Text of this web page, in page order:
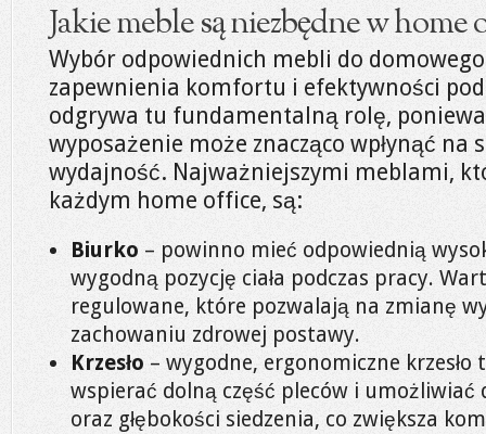
Jakie meble są niezbędne w home
Wybór odpowiednich mebli do
zapewnienia komfortu i efektywności
odgrywa tu fundamentalną rolę,
wyposażenie może znacząco wpłynąć na
wydajność. Najważniejszymi meblami,
każdym home office, są:
Biurko – powinno mieć odpowiednią
wygodną pozycję ciała podczas pracy.
regulowane, które pozwalają na zmianę
zachowaniu zdrowej postawy.
Krzesło – wygodne, ergonomiczne
wspierać dolną część pleców i umożliwiać
oraz głębokości siedzenia, co zwiększa